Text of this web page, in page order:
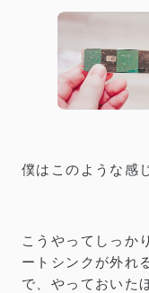
僕はこのような感
こうやってしっか
ートシンクが外れ
で、やっておいた